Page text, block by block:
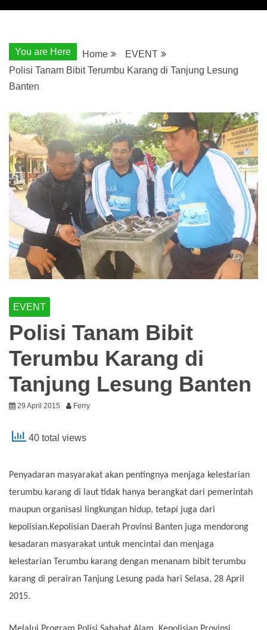
You are Here Home
EVENT
Polisi Tanam Bibit Terumbu Karang di Tanjung Lesung
Banten
EVENT
Polisi Tanam Bibit
Terumbu Karang di
Tanjung Lesung Banten
29 April 2015 Ferry
40 total views
Penyadaran masyarakat akan pentingnya menjaga kelestarian
terumbu karang di laut tidak hanya berangkat dari pemerintah
maupun organisasi lingkungan hidup, tetapi juga dari
kepolisian.Kepolisian Daerah Provinsi Banten juga mendorong
kesadaran masyarakat untuk mencintai dan menjaga
kelestarian Terumbu karang dengan menanam bibit terumbu
karang di perairan Tanjung Lesung pada hari Selasa, 28 April
2015.